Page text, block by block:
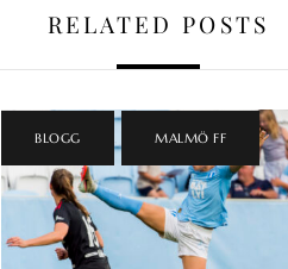
RELATED POSTS
BLOGG MALMÖ FF